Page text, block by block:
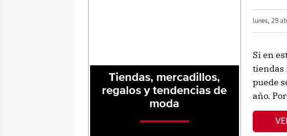
lunes, 29
Si en
tiendas
puede
año.
Tiendas, mercadillos,
regalos y tendencias de
moda